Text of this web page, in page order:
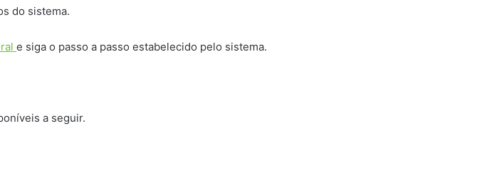
do sistema.
e siga o passo a passo estabelecido pelo sistema.
a seguir.